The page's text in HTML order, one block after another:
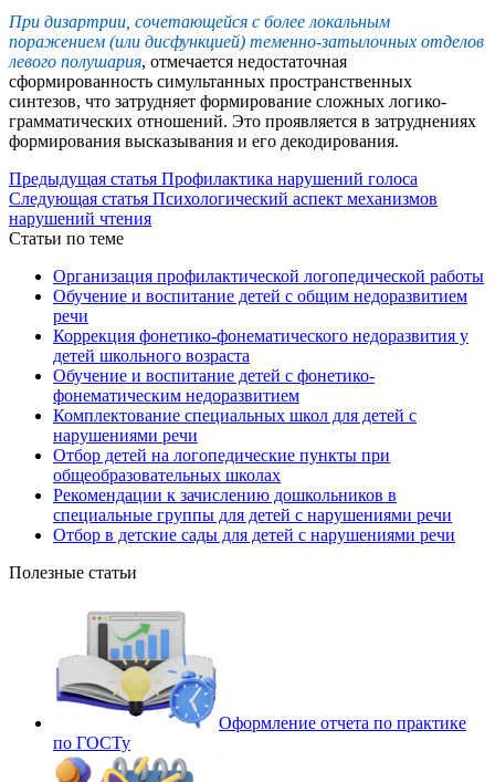
При дизартрии, сочетающейся с более локальным
поражением (или дисфункцией) теменно-затылочных отделов
левого полушария, отмечается недостаточная
сформированность симультанных пространственных
синтезов, что затрудняет формирование сложных логико-
грамматических отношений. Это проявляется в затруднениях
формирования высказывания и его декодирования.
Предыдущая статья Профилактика нарушений голоса
Следующая статья Психологический аспект механизмов
нарушений чтения
Статьи по теме
Организация профилактической логопедической работы
Обучение и воспитание детей с общим недоразвитием
речи
Коррекция фонетико-фонематического недоразвития у
детей школьного возраста
Обучение и воспитание детей с фонетико-
фонематическим недоразвитием
Комплектование специальных школ для детей с
нарушениями речи
Отбор детей на логопедические пункты при
общеобразовательных школах
Рекомендации к зачислению дошкольников в
специальные группы для детей с нарушениями речи
Отбор в детские сады для детей с нарушениями речи
Полезные статьи
Оформление отчета по практике
по ГОСТу